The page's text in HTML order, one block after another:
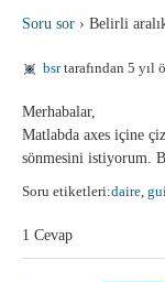
Soru sor › Belirli
bsrtarafından 5 yıl
Merhabalar,
Matlabda axes içine
sönmesini istiyorum.
Soru etiketleri:daire,
1 Cevap